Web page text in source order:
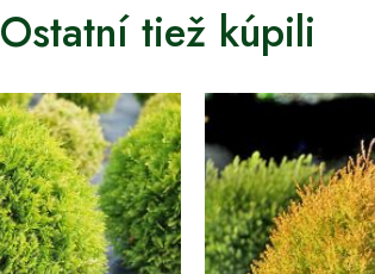
Ostatní tiež kúpili